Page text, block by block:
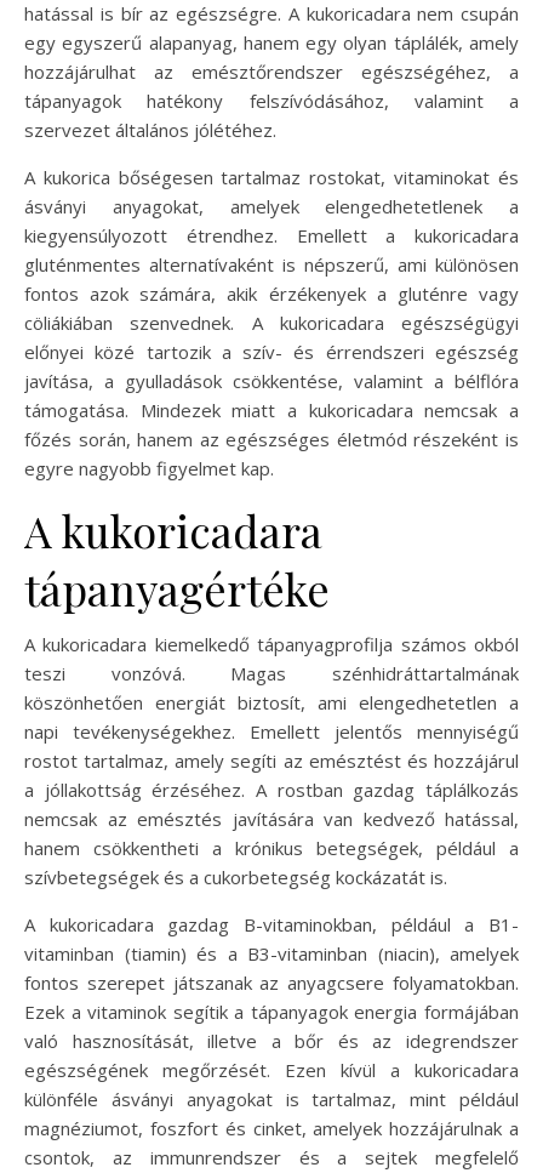
hatással is bír az egészségre. A kukoricadara nem csupán
egy egyszerű alapanyag, hanem egy olyan táplálék, amely
hozzájárulhat az emésztőrendszer egészségéhez, a
tápanyagok hatékony felszívódásához, valamint a
szervezet általános jólétéhez.
A kukorica bőségesen tartalmaz rostokat, vitaminokat és
ásványi anyagokat, amelyek elengedhetetlenek a
kiegyensúlyozott étrendhez. Emellett a kukoricadara
gluténmentes alternatívaként is népszerű, ami különösen
fontos azok számára, akik érzékenyek a gluténre vagy
cöliákiában szenvednek. A kukoricadara egészségügyi
előnyei közé tartozik a szív- és érrendszeri egészség
javítása, a gyulladások csökkentése, valamint a bélflóra
támogatása. Mindezek miatt a kukoricadara nemcsak a
főzés során, hanem az egészséges életmód részeként is
egyre nagyobb figyelmet kap.
A kukoricadara
tápanyagértéke
A kukoricadara kiemelkedő tápanyagprofilja számos okból
teszi vonzóvá. Magas szénhidráttartalmának
köszönhetően energiát biztosít, ami elengedhetetlen a
napi tevékenységekhez. Emellett jelentős mennyiségű
rostot tartalmaz, amely segíti az emésztést és hozzájárul
a jóllakottság érzéséhez. A rostban gazdag táplálkozás
nemcsak az emésztés javítására van kedvező hatással,
hanem csökkentheti a krónikus betegségek, például a
szívbetegségek és a cukorbetegség kockázatát is.
A kukoricadara gazdag B-vitaminokban, például a B1-
vitaminban (tiamin) és a B3-vitaminban (niacin), amelyek
fontos szerepet játszanak az anyagcsere folyamatokban.
Ezek a vitaminok segítik a tápanyagok energia formájában
való hasznosítását, illetve a bőr és az idegrendszer
egészségének megőrzését. Ezen kívül a kukoricadara
különféle ásványi anyagokat is tartalmaz, mint például
magnéziumot, foszfort és cinket, amelyek hozzájárulnak a
csontok, az immunrendszer és a sejtek megfelelő